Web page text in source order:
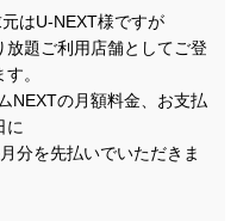
はU-NEXT様ですが
放題ご利用店舗としてご登
。
NEXTの月額料金、お支払
に
分を先払いでいただきま